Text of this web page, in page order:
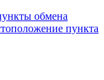
обмена
пункта